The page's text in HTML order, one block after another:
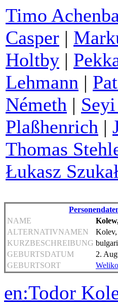
Timo
Casper |
Holtby |
Lehmann |
Németh |
Plaßhenrich |
Thomas
Łukasz
NAME
ALTERNATIVNAMEN
KURZBESCHREIBUNG
GEBURTSDATUM
2.
GEBURTSORT
en:Todor